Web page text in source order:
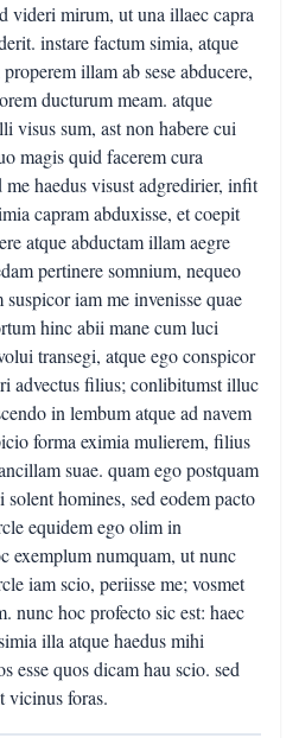
videri mirum, ut una illaec capra
instare factum simia, atque
illam ab sese abducere,
ducturum meam. atque
visus sum, ast non habere cui
magis quid facerem cura
me haedus visust adgredirier, infit
capram abduxisse, et coepit
atque abductam illam aegre
pertinere somnium, nequeo
iam me invenisse quae
hinc abii mane cum luci
transegi, atque ego conspicor
advectus filius; conlibitumst illuc
in lembum atque ad navem
forma eximia mulierem, filius
suae. quam ego postquam
homines, sed eodem pacto
equidem ego olim in
exemplum numquam, ut nunc
iam scio, periisse me; vosmet
nunc hoc profecto sic est: haec
illa atque haedus mihi
esse quos dicam hau scio. sed
vicinus foras.